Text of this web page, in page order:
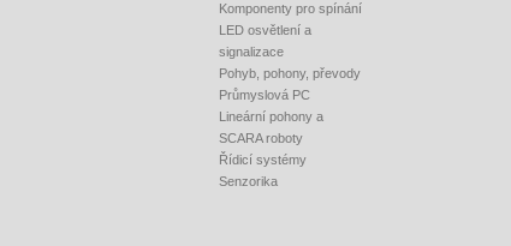
Komponenty pro spínání
LED osvětlení a
signalizace
Pohyb, pohony, převody
Průmyslová PC
Lineární pohony a
SCARA roboty
Řídicí systémy
Senzorika